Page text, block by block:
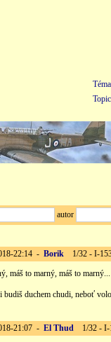
autor
22:14 - Borik 1/32 - I-
máš to marný, máš to marný...
budiš duchem chudi, neboť
21:07 - El Thud 1/32 - I-